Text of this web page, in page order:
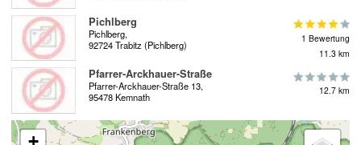
Pichlberg
Pichlberg,
92724 Trabitz (Pichlberg)
1 Bewertung
11.3 km
Pfarrer-Arckhauer-Straße
Pfarrer-Arckhauer-Straße 13,
95478 Kemnath
12.7 km